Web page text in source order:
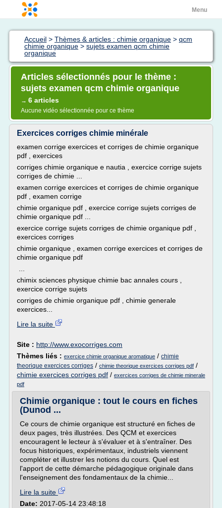
Menu
Accueil > Thèmes & articles : chimie organique > qcm
chimie organique > sujets examen qcm chimie
organique
Articles sélectionnés pour le thème :
sujets examen qcm chimie organique
→ 6 articles
Aucune vidéo sélectionnée pour ce thème
Exercices corriges chimie minérale
examen corrige exercices et corriges de chimie organique
pdf , exercices
corriges chimie organique e nautia , exercice corrige sujets
corriges de chimie ...
examen corrige exercices et corriges de chimie organique
pdf , examen corrige
chimie organique pdf , exercice corrige sujets corriges de
chimie organique pdf ...
exercice corrige sujets corriges de chimie organique pdf ,
exercices corriges
chimie organique , examen corrige exercices et corriges de
chimie organique pdf
chimix sciences physique chimie bac annales cours ,
exercice corrige sujets
corriges de chimie organique pdf , chimie generale
exercices...
Lire la suite
Site : http://www.exocorriges.com
Thèmes liés : exercice chimie organique aromatique / chimie
theorique exercices corriges / chimie theorique exercices corriges pdf /
chimie exercices corriges pdf / exercices corriges de chimie minerale
pdf
Chimie organique : tout le cours en fiches
(Dunod ...
Ce cours de chimie organique est structuré en fiches de
deux pages, très illustrées. Des QCM et exercices
encouragent le lecteur à s'évaluer et à s'entraîner. Des
focus historiques, expérimentaux, industriels viennent
compléter et illustrer les notions du cours. Quel est
l'apport de cette démarche pédagogique originale dans
l'enseignement des fondamentaux de la chimie...
Lire la suite
Date: 2017-05-14 23:48:18